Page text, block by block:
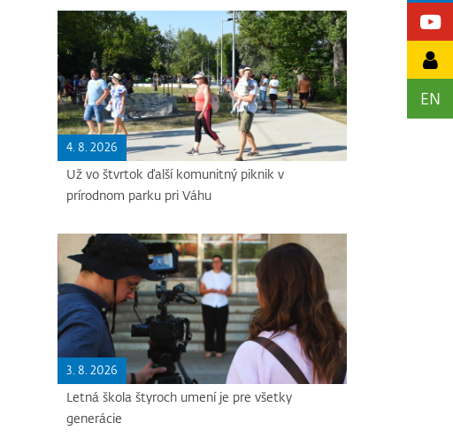
EN
4. 8. 2026
Už vo štvrtok ďalší komunitný piknik v
prírodnom parku pri Váhu
3. 8. 2026
Letná škola štyroch umení je pre všetky
generácie